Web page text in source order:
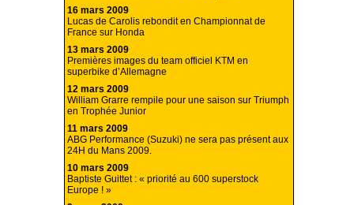
16 mars 2009
Lucas de Carolis rebondit en Championnat de
France sur Honda
13 mars 2009
Premières images du team officiel KTM en
superbike d’Allemagne
12 mars 2009
William Grarre rempile pour une saison sur Triumph
en Trophée Junior
11 mars 2009
ABG Performance (Suzuki) ne sera pas présent aux
24H du Mans 2009.
10 mars 2009
Baptiste Guittet : « priorité au 600 superstock
Europe ! »